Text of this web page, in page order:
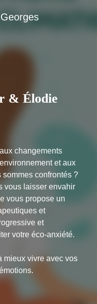
& Élodie
changements
et aux
confrontés ?
vous laisser envahir
vous propose un
et
et
votre éco-anxiété.
mieux vivre avec vos